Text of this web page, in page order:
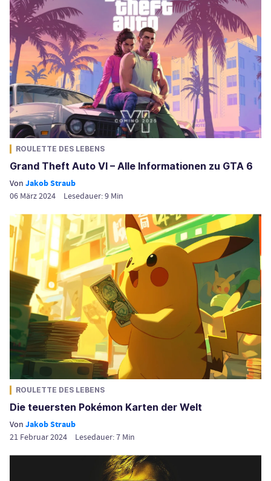
ROULETTE DES LEBENS
Grand Theft Auto VI – Alle Informationen zu GTA 6
Von Jakob Straub
06 März 2024 Lesedauer:9 Min
ROULETTE DES LEBENS
Die teuersten Pokémon Karten der Welt
Von Jakob Straub
21 Februar 2024 Lesedauer:7 Min